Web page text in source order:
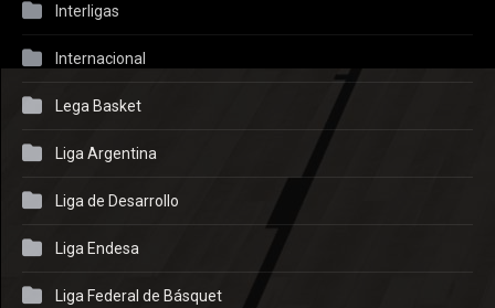
Interligas
Internacional
Lega Basket
Liga Argentina
Liga de Desarrollo
Liga Endesa
Liga Federal de Básquet